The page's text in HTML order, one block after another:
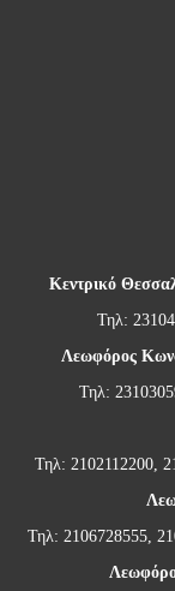
Κεντρικό
Τηλ:
Λεωφόρος
Τηλ:
Τηλ: 2102112200,
Τηλ: 2106728555,